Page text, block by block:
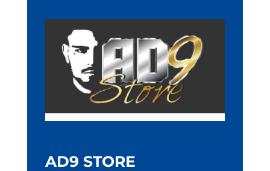
AD9 STORE